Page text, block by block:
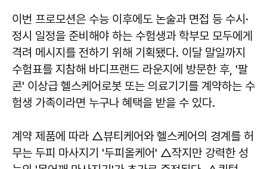
이번 프로모션은 수능 이후에도 논술과 면접 등 수시·
정시 일정을 준비해야 하는 수험생과 학부모 모두에게
격려 메시지를 전하기 위해 기획됐다. 이달 말일까지
수험표를 지참해 바디프랜드 라운지에 방문한 후, '팔
콘' 이상급 헬스케어로봇 또는 의료기기를 계약하는 수
험생 가족이라면 누구나 혜택을 받을 수 있다.
계약 제품에 따라 △뷰티케어와 헬스케어의 경계를 허
무는 두피 마사지기 '두피올케어' △작지만 강력한 성